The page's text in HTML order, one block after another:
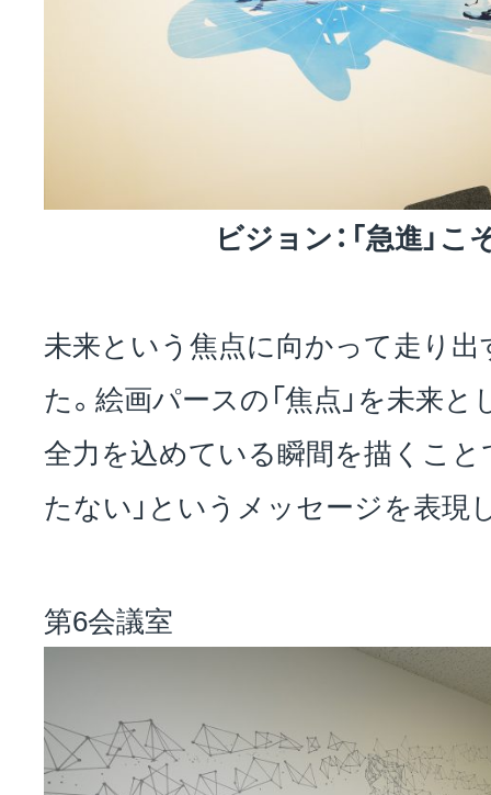
ビジョン：「急進」こ
未来という焦点に向かって走り
た。絵画パースの「焦点」を未来
全力を込めている瞬間を描くこと
たない」というメッセージを表現
第6会議室